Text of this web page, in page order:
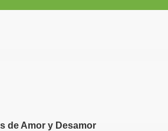
de Amor y Desamor